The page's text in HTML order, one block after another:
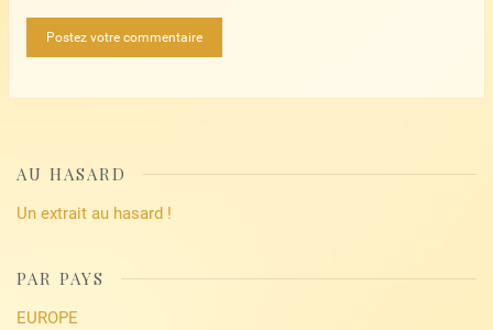
AU HASARD
Un extrait au hasard !
PAR PAYS
EUROPE